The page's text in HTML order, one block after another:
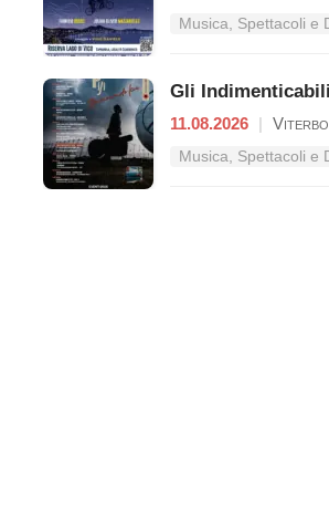
11.08.2026 | Viterbo